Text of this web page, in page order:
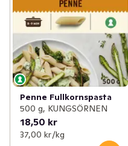
Penne Fullkornspasta
500 g, KUNGSÖRNEN
18,50 kr
37,00 kr /kg